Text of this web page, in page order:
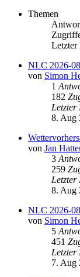
Themen
Letzter
NLC 2026-
von Simon
1
182
Letzter
8. Aug
von Jan
3
259
Letzter
8. Aug
NLC 2026-
von Simon
5
451
Letzter
7. Aug